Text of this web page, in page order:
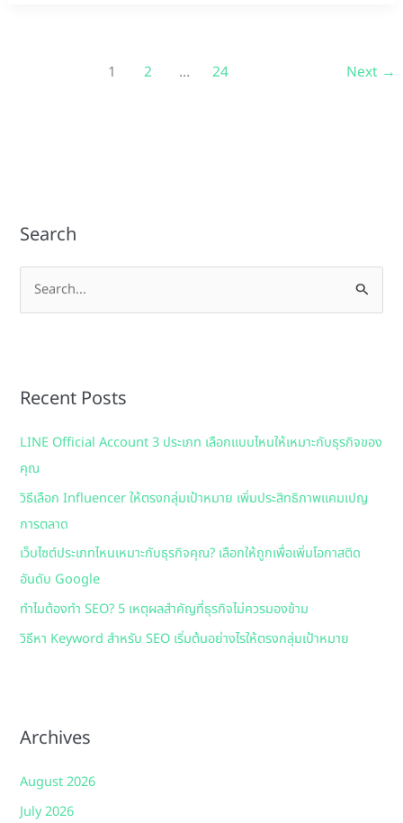
1 2 … 24 Next →
Search
e
c
f
o
r
:
Recent Posts
LINE Official Account 3 ประเภท เลือกแบบไหนให้เหมาะกับธุรกิจของ
คุณ
วิธีเลือก Influencer ให้ตรงกลุ่มเป้าหมาย เพิ่มประสิทธิภาพแคมเปญ
การตลาด
เว็บไซต์ประเภทไหนเหมาะกับธุรกิจคุณ? เลือกให้ถูกเพื่อเพิ่มโอกาสติด
อันดับ Google
ทำไมต้องทำ SEO? 5 เหตุผลสำคัญที่ธุรกิจไม่ควรมองข้าม
วิธีหา Keyword สำหรับ SEO เริ่มต้นอย่างไรให้ตรงกลุ่มเป้าหมาย
Archives
August 2026
July 2026